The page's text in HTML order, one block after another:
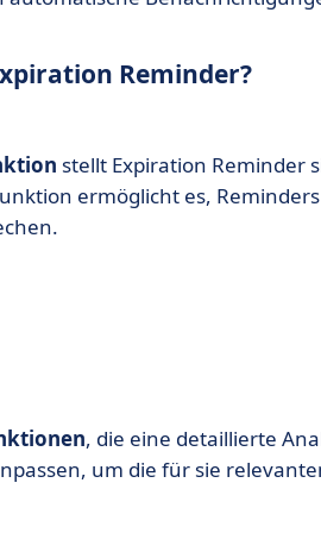
Reminder?
stellt Expiration Reminder
ermöglicht es,
, die eine detaillierte
um die für sie